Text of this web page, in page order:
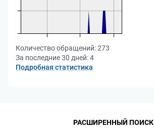
Количество обращений:273
За последние 30 дней:4
Подробная статистика
РАСШИРЕННЫЙ ПОИСК